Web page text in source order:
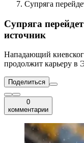
Супряга
Супряга
источник
Нападающий
продолжит карьеру в
Поделиться
0
комментарии